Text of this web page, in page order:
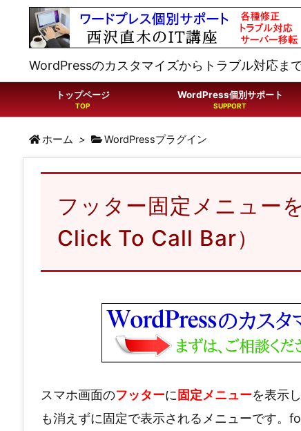
WordPressのカスタマイズからトラブル対応ま
トップページ WordPress個別サポート
ホーム > WordPressプラグイン
フッター固定メニュー
Click To Call Bar）
スマホ画面のフッターに 固定メニューを表示
も消えずに固定で表示されるメニューです